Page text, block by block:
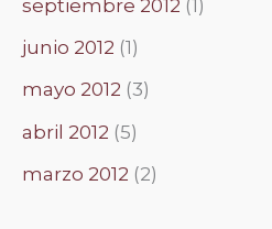
septiembre 2012 (1)
junio 2012 (1)
mayo 2012 (3)
abril 2012 (5)
marzo 2012 (2)